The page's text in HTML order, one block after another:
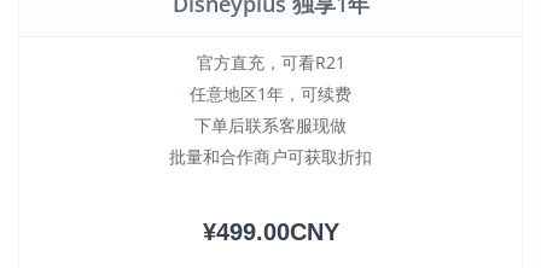
官方直充，可看R21
任意地区1年，可续费
下单后联系客服现做
批量和合作商户可获取折扣
¥499.00CNY